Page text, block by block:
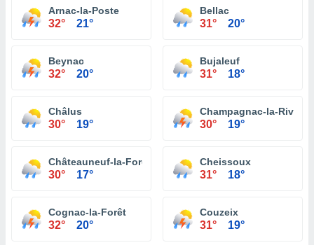
Arnac-la-Poste
32° 21°
Bellac
31° 20°
Beynac
32° 20°
Bujaleuf
31° 18°
Châlus
30° 19°
Champagnac-la-Rivière
30° 19°
Châteauneuf-la-Forêt
30° 17°
Cheissoux
31° 18°
Cognac-la-Forêt
32° 20°
Couzeix
31° 19°